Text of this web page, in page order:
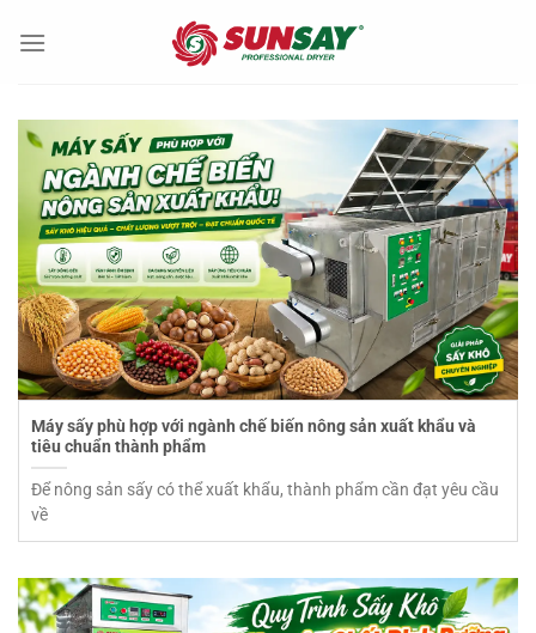
đến
Máy sấy phù hợp với ngành chế biến nông sản xuất khẩu và
tiêu chuẩn thành phẩm
Để nông sản sấy có thể xuất khẩu, thành phẩm cần đạt yêu cầu
về